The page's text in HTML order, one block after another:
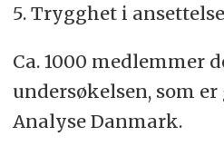
5. Trygghet i
Ca. 1000 medlemmer
undersøkelsen, som
Analyse Danmark.